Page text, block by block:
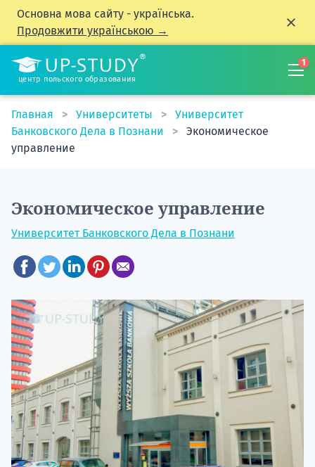
Основна мова сайту - українська.
Продовжити українською →
центр польского образования
1
Главная Университеты
Университет
Банковского Дела в Познани
Экономическое
управление
Экономическое управление
Университет Банковского Дела в Познани